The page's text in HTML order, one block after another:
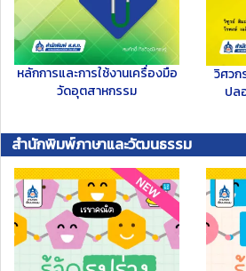
หลักการและการใช้งานเครื่องมือ
วัดอุตสาหกรรม
วิศวก
ปล
สำนักพิมพ์ภาษาและวัฒนธรรม